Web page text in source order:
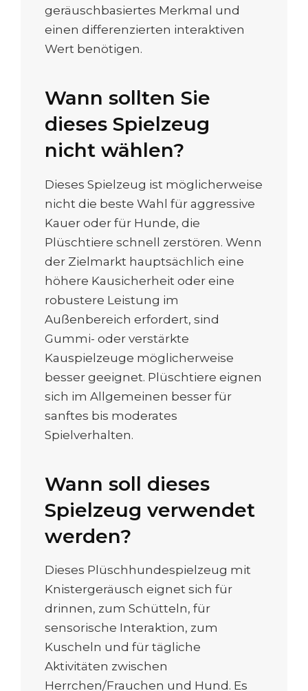
geräuschbasiertes Merkmal und
einen differenzierten interaktiven
Wert benötigen.
Wann sollten Sie
dieses Spielzeug
nicht wählen?
Dieses Spielzeug ist möglicherweise
nicht die beste Wahl für aggressive
Kauer oder für Hunde, die
Plüschtiere schnell zerstören. Wenn
der Zielmarkt hauptsächlich eine
höhere Kausicherheit oder eine
robustere Leistung im
Außenbereich erfordert, sind
Gummi- oder verstärkte
Kauspielzeuge möglicherweise
besser geeignet. Plüschtiere eignen
sich im Allgemeinen besser für
sanftes bis moderates
Spielverhalten.
Wann soll dieses
Spielzeug verwendet
werden?
Dieses Plüschhundespielzeug mit
Knistergeräusch eignet sich für
drinnen, zum Schütteln, für
sensorische Interaktion, zum
Kuscheln und für tägliche
Aktivitäten zwischen
Herrchen/Frauchen und Hund. Es